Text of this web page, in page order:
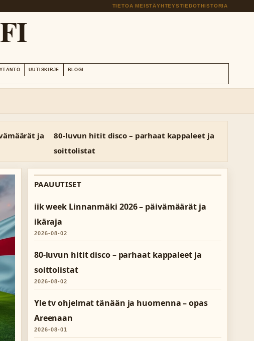
TIETOA MEISTÄYHTEYSTIEDOTHISTORIA
UUTISKIRJE BLOGI
ja
80-luvun hitit disco – parhaat kappaleet ja
soittolistat
PAAUUTISET
iik week Linnanmäki 2026 – päivämäärät ja
ikäraja
2026-08-02
80-luvun hitit disco – parhaat kappaleet ja
soittolistat
2026-08-02
Yle tv ohjelmat tänään ja huomenna – opas
Areenaan
2026-08-01